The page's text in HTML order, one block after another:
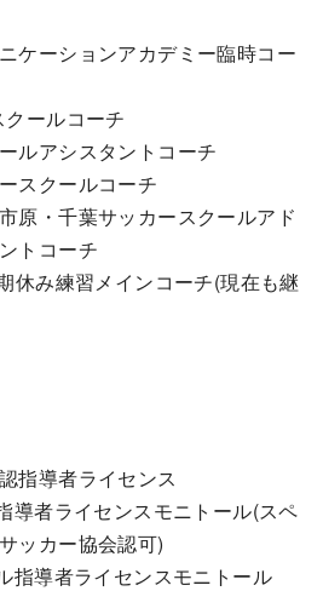
ケーションアカデミー臨時コー
クールコーチ
ルアシスタントコーチ
スクールコーチ
原・千葉サッカースクールアド
トコーチ
休み練習メインコーチ(現在も継
指導者ライセンス
導者ライセンスモニトール(スペ
ッカー協会認可)
指導者ライセンスモニトール